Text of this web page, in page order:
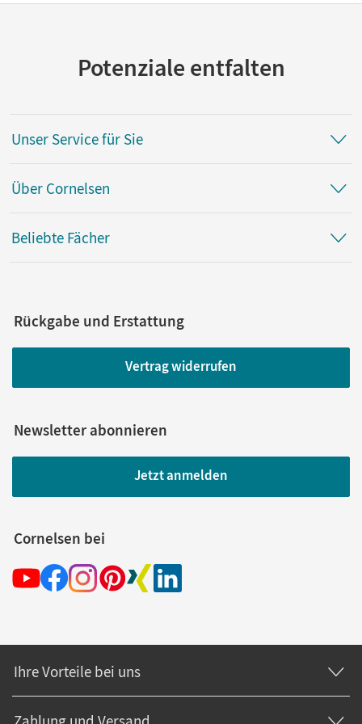
Potenziale entfalten
Unser Service für Sie
Über Cornelsen
Beliebte Fächer
Rückgabe und Erstattung
Vertrag widerrufen
Newsletter abonnieren
Jetzt anmelden
Cornelsen bei
Ihre Vorteile bei uns